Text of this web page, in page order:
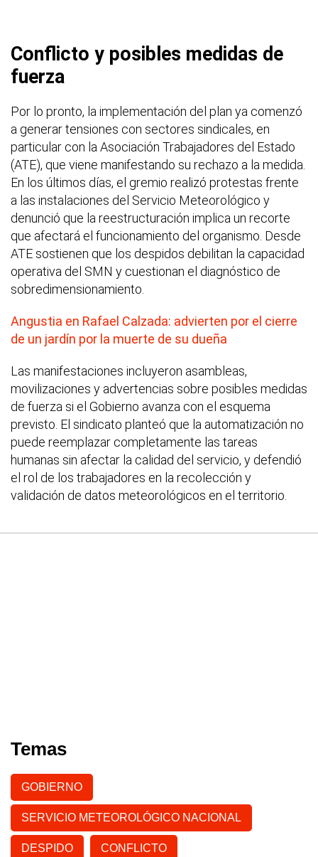
Conflicto y posibles medidas de
fuerza
Por lo pronto, la implementación del plan ya comenzó
a generar tensiones con sectores sindicales, en
particular con la Asociación Trabajadores del Estado
(ATE), que viene manifestando su rechazo a la medida.
En los últimos días, el gremio realizó protestas frente
a las instalaciones del Servicio Meteorológico y
denunció que la reestructuración implica un recorte
que afectará el funcionamiento del organismo. Desde
ATE sostienen que los despidos debilitan la capacidad
operativa del SMN y cuestionan el diagnóstico de
sobredimensionamiento.
Angustia en Rafael Calzada: advierten por el cierre
de un jardín por la muerte de su dueña
Las manifestaciones incluyeron asambleas,
movilizaciones y advertencias sobre posibles medidas
de fuerza si el Gobierno avanza con el esquema
previsto. El sindicato planteó que la automatización no
puede reemplazar completamente las tareas
humanas sin afectar la calidad del servicio, y defendió
el rol de los trabajadores en la recolección y
validación de datos meteorológicos en el territorio.
Temas
GOBIERNO
SERVICIO METEOROLÓGICO NACIONAL
DESPIDO CONFLICTO